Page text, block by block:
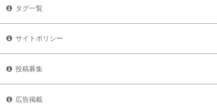
タグ一覧
サイトポリシー
投稿募集
広告掲載